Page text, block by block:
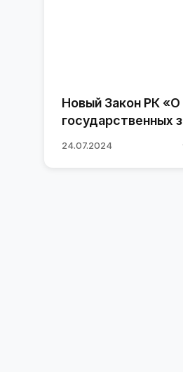
Новый Закон РК «О
государственных
24.07.2024